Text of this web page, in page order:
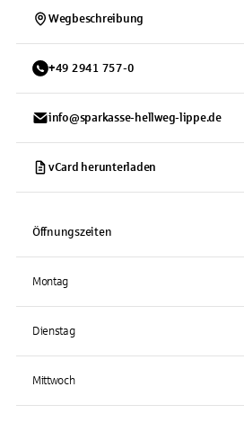
Wegbeschreibung
+49 2941 757-0
info@sparkasse-hellweg-lippe.de
vCard herunterladen
Öffnungszeiten
Montag
Dienstag
Mittwoch